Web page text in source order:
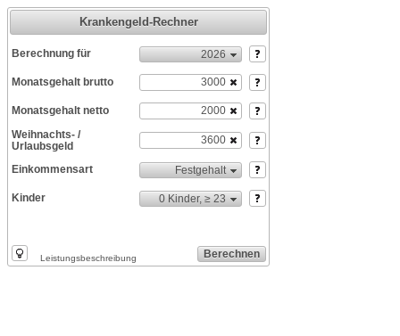
Krankengeld-Rechner
Berechnung für 2026
Monatsgehalt brutto
Monatsgehalt netto
Weihnachts- /
Urlaubsgeld
Einkommensart
Festgehalt
Kinder 0 Kinder, ≥ 23
Leistungsbeschreibung Berechnen